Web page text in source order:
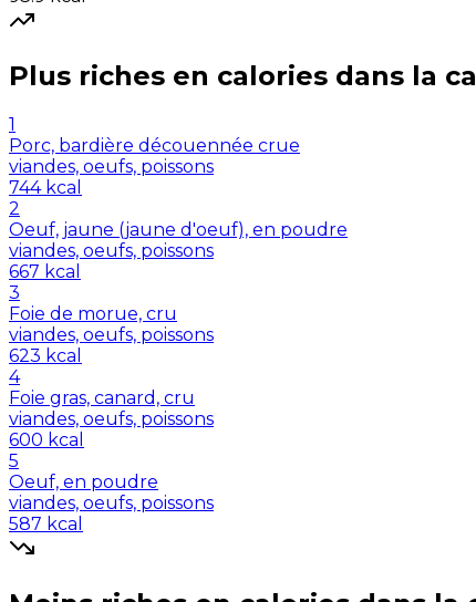
Plus riches en calories dans la
1
Porc, bardière découennée crue
viandes, oeufs, poissons
744 kcal
2
Oeuf, jaune (jaune d'oeuf), en poudre
viandes, oeufs, poissons
667 kcal
3
Foie de morue, cru
viandes, oeufs, poissons
623 kcal
4
Foie gras, canard, cru
viandes, oeufs, poissons
600 kcal
5
Oeuf, en poudre
viandes, oeufs, poissons
587 kcal